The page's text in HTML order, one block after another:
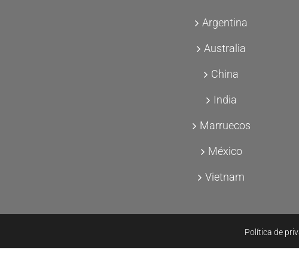
Argentina
Australia
China
India
Marruecos
México
Vietnam
Política de